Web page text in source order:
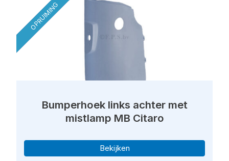
OPRUIMING
Bumperhoek links achter met
mistlamp MB Citaro
Bekijken